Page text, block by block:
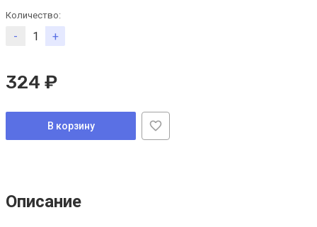
Количество:
- +
324 ₽
В корзину
Описание